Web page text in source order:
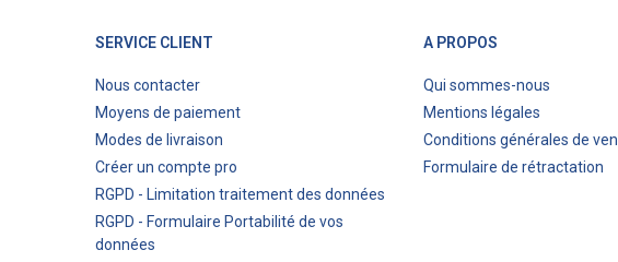
SERVICE CLIENT
Nous contacter
Moyens de paiement
Modes de livraison
Créer un compte pro
RGPD - Limitation traitement des données
RGPD - Formulaire Portabilité de vos
données
A PROPOS
Qui sommes-nous
Mentions légales
Conditions générales de
Formulaire de rétractation